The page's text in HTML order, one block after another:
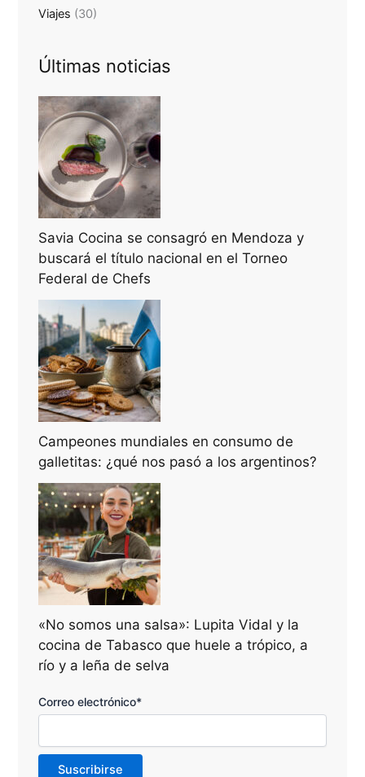
Viajes (30)
Últimas noticias
Savia Cocina se consagró en Mendoza y
buscará el título nacional en el Torneo
Federal de Chefs
Campeones mundiales en consumo de
galletitas: ¿qué nos pasó a los argentinos?
«No somos una salsa»: Lupita Vidal y la
cocina de Tabasco que huele a trópico, a
río y a leña de selva
Correo electrónico*